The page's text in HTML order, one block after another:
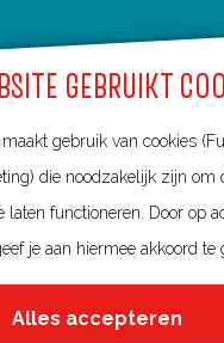
GEBRUIKT
gebruik van cookies
die noodzakelijk zijn om
laten functioneren. Door op
je aan hiermee akkoord te
Alles accepteren
in Utrecht
Overstappunten (TOP's)
gemeente
per gemeente